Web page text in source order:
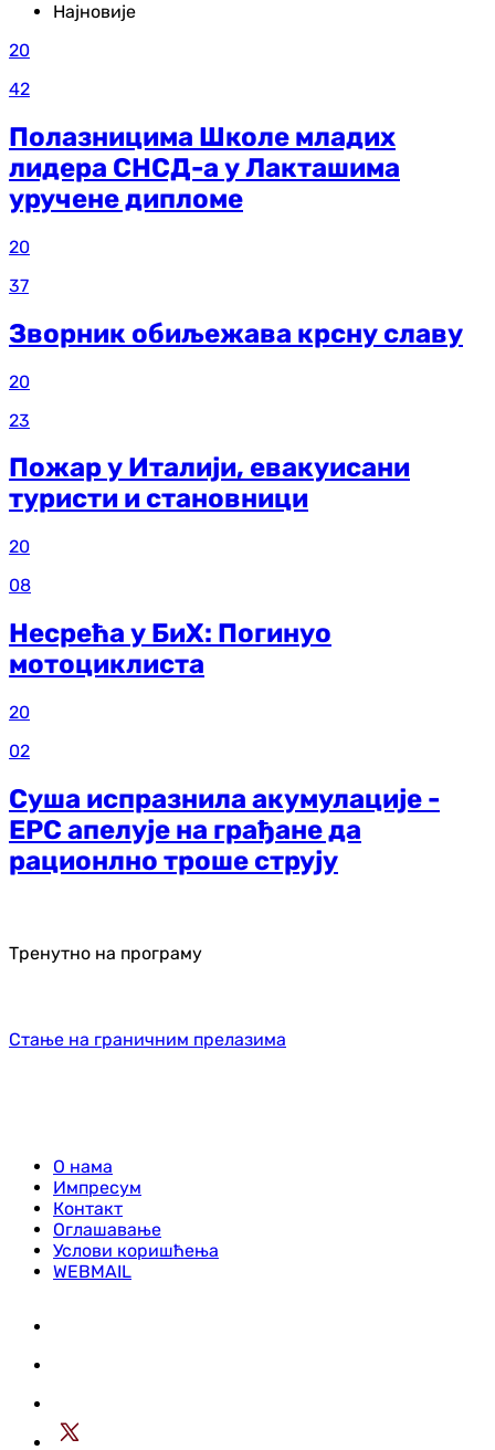
Најновије
20
42
Полазницима Школе младих
лидера СНСД-а у Лакташима
уручене дипломе
20
37
Зворник обиљежава крсну славу
20
23
Пожар у Италији, евакуисани
туристи и становници
20
08
Несрећа у БиХ: Погинуо
мотоциклиста
20
02
Суша испразнила акумулације -
ЕРС апелује на грађане да
рационлно троше струју
Тренутно на програму
Стање на граничним прелазима
О нама
Импресум
Контакт
Оглашавање
Услови коришћења
WEBMAIL